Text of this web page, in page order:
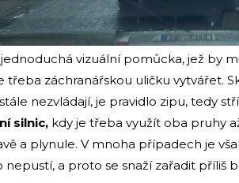
jednoduchá vizuální pomůcka, jež by
třeba záchranářskou uličku vytvářet.
nezvládají, je pravidlo zipu, tedy
silnic, kdy je třeba využít oba pruhy
a plynule. V mnoha případech je
nepustí, a proto se snaží zařadit příliš